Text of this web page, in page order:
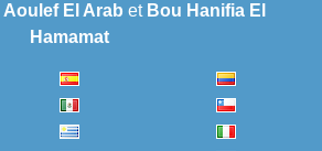
Aoulef El Arab et Bou Hanifia El
Hamamat